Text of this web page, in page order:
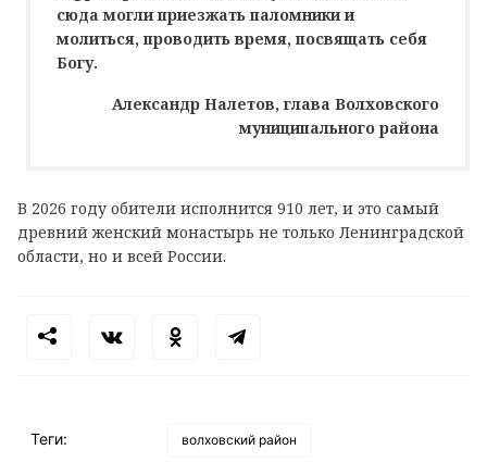
сюда могли приезжать паломники и
молиться, проводить время, посвящать себя
Богу.
Александр Налетов, глава Волховского
муниципального района
В 2026 году обители исполнится 910 лет, и это самый
древний женский монастырь не только Ленинградской
области, но и всей России.
Теги: волховский район